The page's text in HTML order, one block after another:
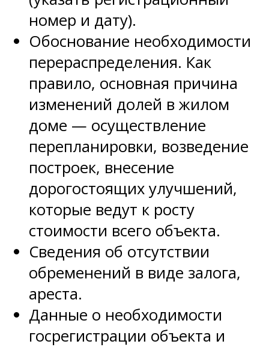
номер и дату).
Обоснование необходимости
перераспределения. Как
правило, основная причина
изменений долей в жилом
доме — осуществление
перепланировки, возведение
построек, внесение
дорогостоящих улучшений,
которые ведут к росту
стоимости всего объекта.
Сведения об отсутствии
обременений в виде залога,
ареста.
Данные о необходимости
госрегистрации объекта и